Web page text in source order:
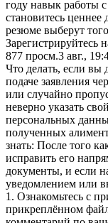
году навык работы
становитесь
резюме выберут
Зарегистрируйтесь
877 просм.3 авг.,
Что делать, если вы
подаче заявления
или случайно
неверно указать
персональных
полученных
знать: После того
исправить его
документы, и если
уведомлением или
1. Ознакомьтесь с
прикреплённом